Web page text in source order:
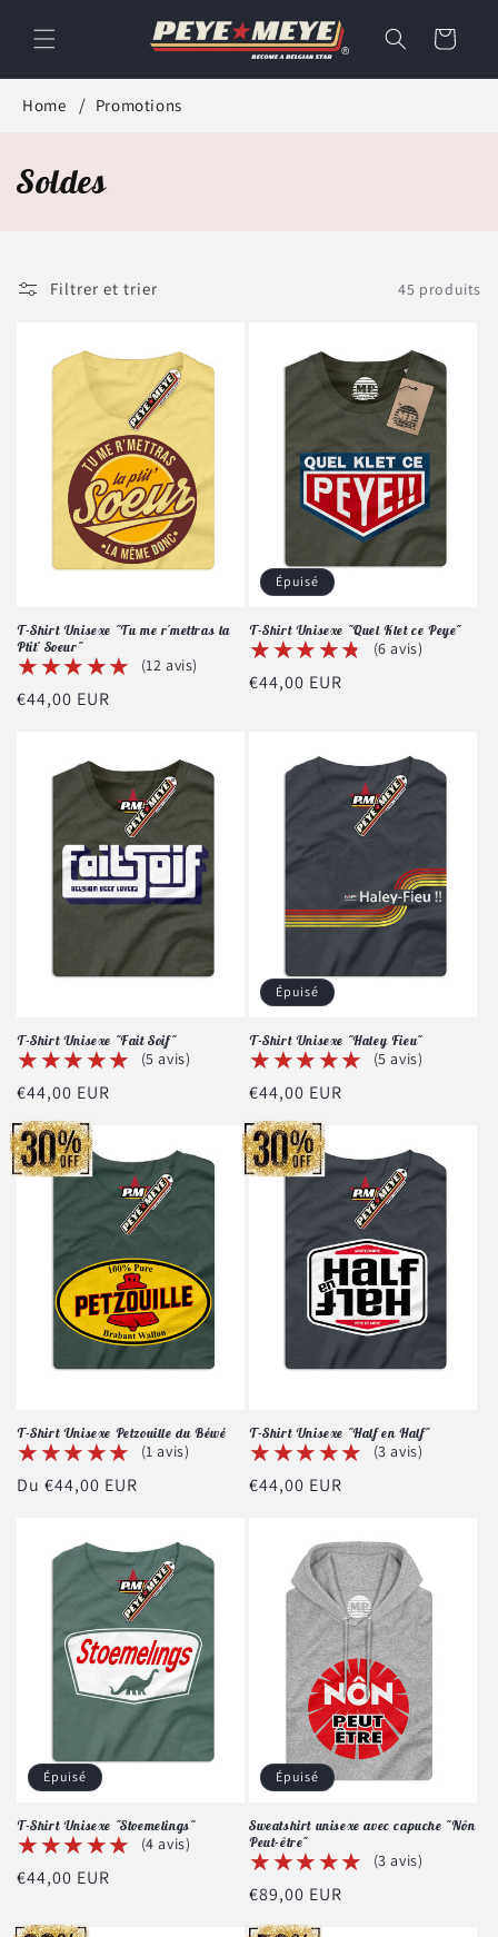
passer
au
Panier
Home Promotions
C
:
Soldes
Filtrer et trier 45 produits
T-Shirt Unisexe "Tu me r'mettras la
Ptit' Soeur"
★★★★★
★★★★★ (12 avis)
Prix
€44,00 EUR
Épuisé
T-Shirt Unisexe "Quel Klet ce Peye"
★★★★★
★★★★★ (6 avis)
Prix
€44,00 EUR
T-Shirt Unisexe "Fait Soif"
★★★★★
★★★★★ (5 avis)
Prix
habituel
€44,00 EUR
Épuisé
T-Shirt Unisexe "Haley Fieu"
★★★★★
★★★★★ (5 avis)
Prix
habituel
€44,00 EUR
T-Shirt Unisexe Petzouille du Béwé
★★★★★
★★★★★ (1 avis)
Prix
Du €44,00 EUR
T-Shirt Unisexe "Half en Half"
★★★★★
★★★★★ (3 avis)
Prix
€44,00 EUR
Épuisé
T-Shirt Unisexe "Stoemelings"
★★★★★
★★★★★ (4 avis)
Prix
€44,00 EUR
Épuisé
Sweatshirt unisexe avec capuche "Nôn
Peut-être"
★★★★★
★★★★★ (3 avis)
Prix
habituel
€89,00 EUR